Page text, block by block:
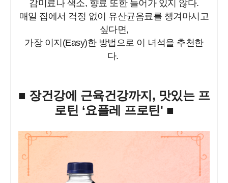
감미료나 색소, 향료 또한 들어가 있지 않다.
매일 집에서 걱정 없이 유산균음료를 챙겨마시고
싶다면,
가장 이지(Easy)한 방법으로 이 녀석을 추천한
다.
■ 장건강에 근육건강까지, 맛있는 프
로틴 ‘요플레 프로틴' ■